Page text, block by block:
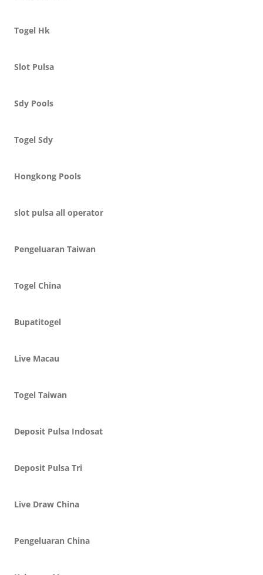
Togel Hk
Slot Pulsa
Sdy Pools
Togel Sdy
Hongkong Pools
slot pulsa all operator
Pengeluaran Taiwan
Togel China
Bupatitogel
Live Macau
Togel Taiwan
Deposit Pulsa Indosat
Deposit Pulsa Tri
Live Draw China
Pengeluaran China